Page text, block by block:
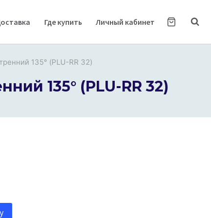
Где купить Личный кабинет
135° (PLU-RR 32)
135° (PLU-RR 32)